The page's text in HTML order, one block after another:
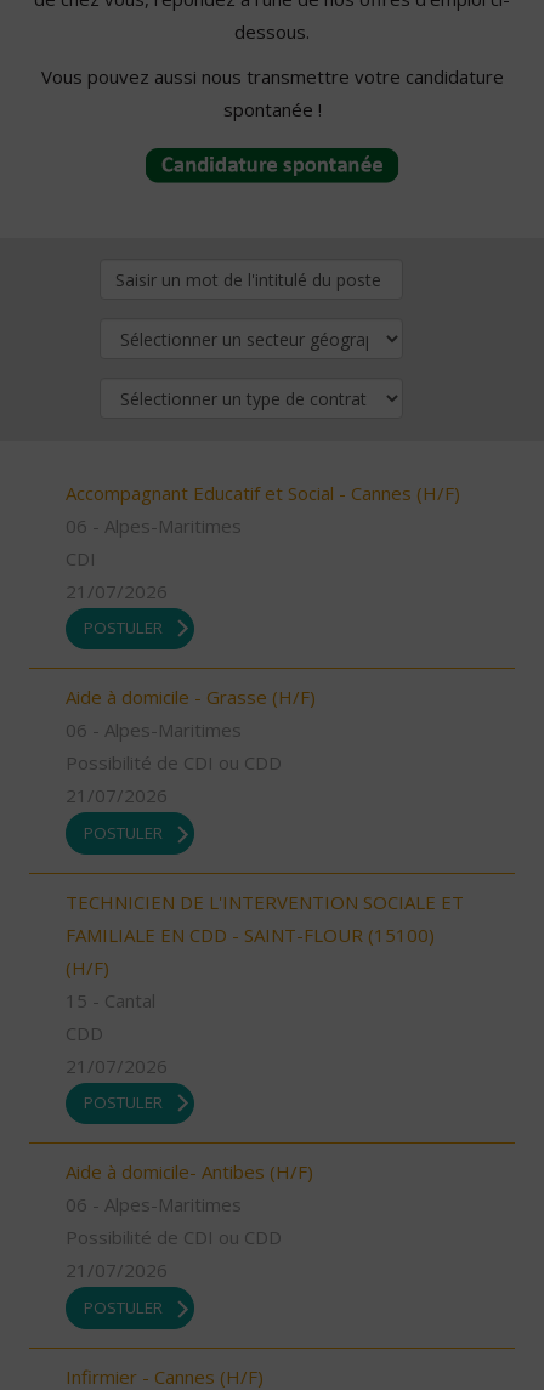
dessous.
Vous pouvez aussi nous transmettre votre candidature
spontanée !
Accompagnant Educatif et Social - Cannes (H/F)
06 - Alpes-Maritimes
CDI
21/07/2026
POSTULER
Aide à domicile - Grasse (H/F)
06 - Alpes-Maritimes
Possibilité de CDI ou CDD
21/07/2026
POSTULER
TECHNICIEN DE L'INTERVENTION SOCIALE ET
FAMILIALE EN CDD - SAINT-FLOUR (15100)
(H/F)
15 - Cantal
CDD
21/07/2026
POSTULER
Aide à domicile- Antibes (H/F)
06 - Alpes-Maritimes
Possibilité de CDI ou CDD
21/07/2026
POSTULER
Infirmier - Cannes (H/F)